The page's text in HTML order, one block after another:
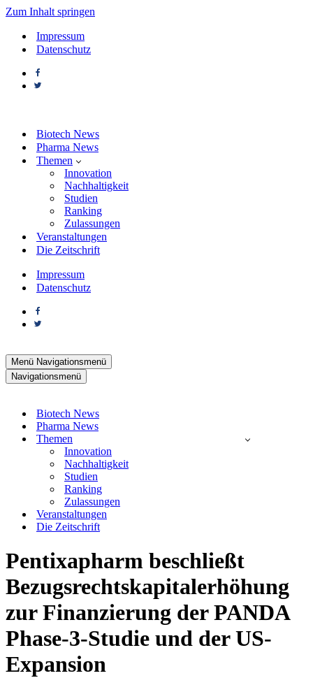
Zum Inhalt springen
Impressum
Datenschutz
Biotech News
Pharma News
Themen
Innovation
Nachhaltigkeit
Studien
Ranking
Zulassungen
Veranstaltungen
Die Zeitschrift
Impressum
Datenschutz
Menü Navigationsmenü
Navigationsmenü
Biotech News
Pharma News
Themen
Innovation
Nachhaltigkeit
Studien
Ranking
Zulassungen
Veranstaltungen
Die Zeitschrift
Pentixapharm beschließt
Bezugsrechtskapitalerhöhung
zur Finanzierung der PANDA
Phase-3-Studie und der US-
Expansion